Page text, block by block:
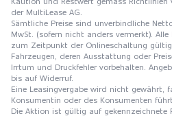
der MultiLease AG.
Sämtliche Preise sind unverbindliche
MwSt. (sofern nicht anders vermerkt).
zum Zeitpunkt der Onlineschaltung
Fahrzeugen, deren Ausstattung oder
Irrtum und Druckfehler vorbehalten.
bis auf Widerruf.
Eine Leasingvergabe wird nicht gewährt,
Konsumentin oder des Konsumenten führt.
Die Aktion ist gültig auf gekennzeichnete